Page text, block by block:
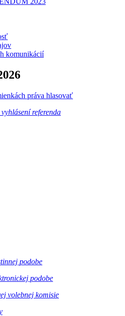
komunikácií
práva hlasovať
referenda
podobe
podobe
volebnej komisie